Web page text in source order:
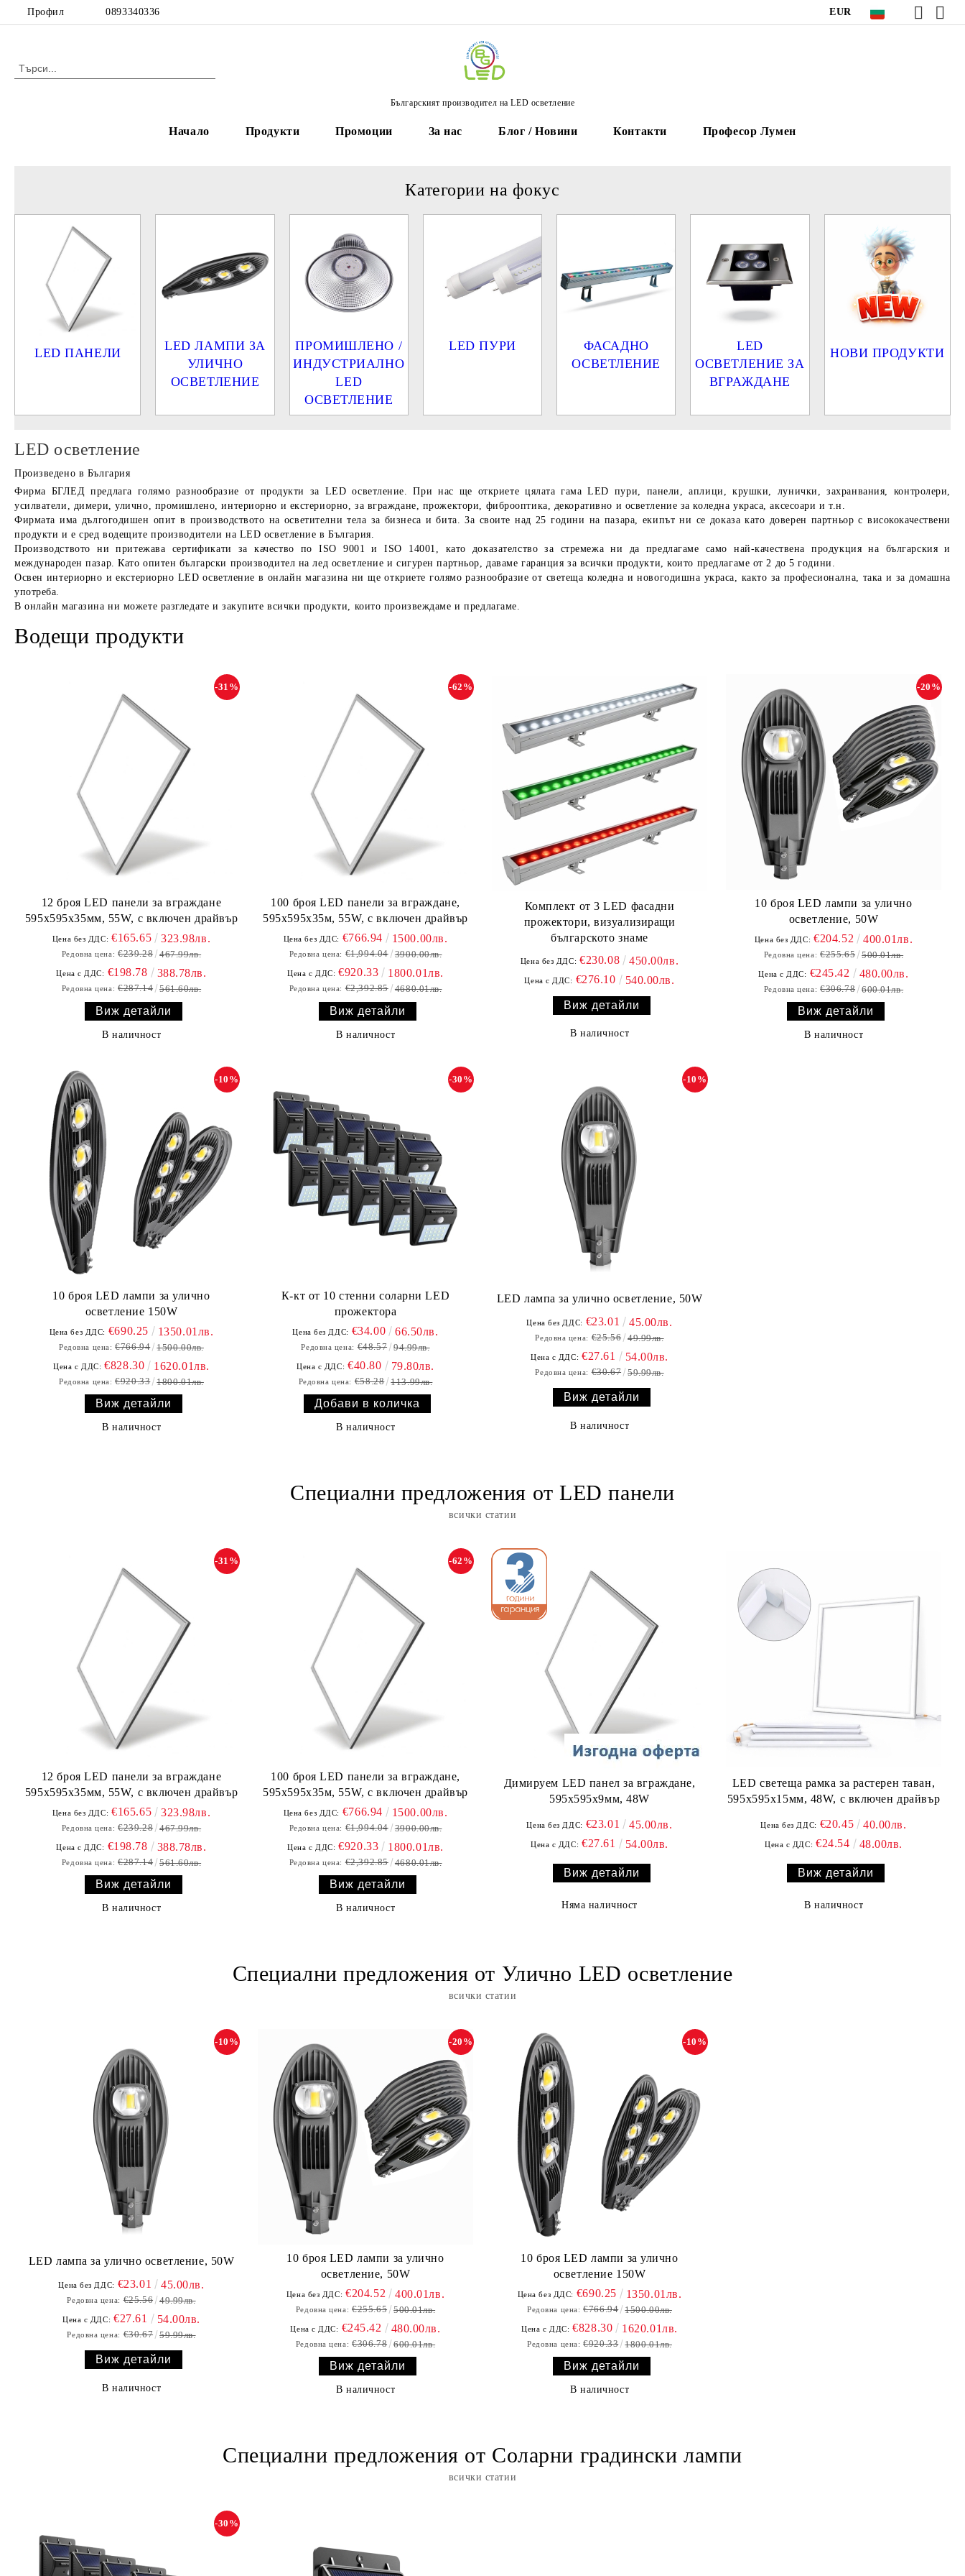
Профил 0893340336 EUR
Българският производител на LED осветление
Начало Продукти Промоции За нас Блог / Новини Контакти Професор Лумен
Категории на фокус
LED ПАНЕЛИ
LED ЛАМПИ ЗА
УЛИЧНО
ОСВЕТЛЕНИЕ
ПРОМИШЛЕНО /
ИНДУСТРИАЛНО
LED
ОСВЕТЛЕНИЕ
LED ПУРИ
ФАСАДНО
ОСВЕТЛЕНИЕ
LED
ОСВЕТЛЕНИЕ ЗА
ВГРАЖДАНЕ
НОВИ ПРОДУКТИ
LED осветление
Произведено в България
Фирма БГЛЕД предлага голямо разнообразие от продукти за LED осветление. При нас ще откриете цялата гама LED пури, панели, аплици, крушки, лунички, захранвания, контролери,
усилватели, димери, улично, промишлено, интериорно и екстериорно, за вграждане, прожектори, фиброоптика, декоративно и осветление за коледна украса, аксесоари и т.н.
Фирмата има дългогодишен опит в производството на осветителни тела за бизнеса и бита. За своите над 25 години на пазара, екипът ни се доказа като доверен партньор с висококачествени
продукти и е сред водещите производители на LED осветление в България.
Производството ни притежава сертификати за качество по ISO 9001 и ISO 14001, като доказателство за стремежа ни да предлагаме само най-качествена продукция на българския и
международен пазар. Като опитен български производител на лед осветление и сигурен партньор, даваме гаранция за всички продукти, които предлагаме от 2 до 5 години.
Освен интериорно и екстериорно LED осветление в онлайн магазина ни ще откриете голямо разнообразие от светеща коледна и новогодишна украса, както за професионална, така и за домашна
употреба.
В онлайн магазина ни можете разгледате и закупите всички продукти, които произвеждаме и предлагаме.
Водещи продукти
12 броя LED панели за вграждане
595х595х35мм, 55W, с включен драйвър
-31%
Цена без ДДС: €165.65 323.98лв.
Редовна цена: €239.28 467.99лв.
Цена с ДДС: €198.78 388.78лв.
Редовна цена: €287.14 561.60лв.
Виж детайли
В наличност
100 броя LED панели за вграждане,
595х595х35м, 55W, с включен драйвър
-62%
Цена без ДДС: €766.94 1500.00лв.
Редовна цена: €1,994.04 3900.00лв.
Цена с ДДС: €920.33 1800.01лв.
Редовна цена: €2,392.85 4680.01лв.
Виж детайли
В наличност
Комплект от 3 LED фасадни
прожектори, визуализиращи
българското знаме
Цена без ДДС: €230.08 450.00лв.
Цена с ДДС: €276.10 540.00лв.
Виж детайли
В наличност
10 броя LED лампи за улично
осветление, 50W
-20%
Цена без ДДС: €204.52 400.01лв.
Редовна цена: €255.65 500.01лв.
Цена с ДДС: €245.42 480.00лв.
Редовна цена: €306.78 600.01лв.
Виж детайли
В наличност
10 броя LED лампи за улично
осветление 150W
-10%
Цена без ДДС: €690.25 1350.01лв.
Редовна цена: €766.94 1500.00лв.
Цена с ДДС: €828.30 1620.01лв.
Редовна цена: €920.33 1800.01лв.
Виж детайли
В наличност
К-кт от 10 стенни соларни LED
прожектора
-30%
Цена без ДДС: €34.00 66.50лв.
Редовна цена: €48.57 94.99лв.
Цена с ДДС: €40.80 79.80лв.
Редовна цена: €58.28 113.99лв.
В наличност
LED лампа за улично осветление, 50W
-10%
Цена без ДДС: €23.01 45.00лв.
Редовна цена: €25.56 49.99лв.
Цена с ДДС: €27.61 54.00лв.
Редовна цена: €30.67 59.99лв.
Виж детайли
В наличност
Специални предложения от LED панели
всички статии
12 броя LED панели за вграждане
595х595х35мм, 55W, с включен драйвър
-31%
Цена без ДДС: €165.65 323.98лв.
Редовна цена: €239.28 467.99лв.
Цена с ДДС: €198.78 388.78лв.
Редовна цена: €287.14 561.60лв.
Виж детайли
В наличност
100 броя LED панели за вграждане,
595х595х35м, 55W, с включен драйвър
-62%
Цена без ДДС: €766.94 1500.00лв.
Редовна цена: €1,994.04 3900.00лв.
Цена с ДДС: €920.33 1800.01лв.
Редовна цена: €2,392.85 4680.01лв.
Виж детайли
В наличност
Димируем LED панел за вграждане,
595х595х9мм, 48W
Цена без ДДС: €23.01 45.00лв.
Цена с ДДС: €27.61 54.00лв.
Виж детайли
Няма наличност
LED светеща рамка за растерен таван,
595х595x15мм, 48W, с включен драйвър
Цена без ДДС: €20.45 40.00лв.
Цена с ДДС: €24.54 48.00лв.
Виж детайли
В наличност
Специални предложения от Улично LED осветление
всички статии
LED лампа за улично осветление, 50W
-10%
Цена без ДДС: €23.01 45.00лв.
Редовна цена: €25.56 49.99лв.
Цена с ДДС: €27.61 54.00лв.
Редовна цена: €30.67 59.99лв.
Виж детайли
В наличност
10 броя LED лампи за улично
осветление, 50W
-20%
Цена без ДДС: €204.52 400.01лв.
Редовна цена: €255.65 500.01лв.
Цена с ДДС: €245.42 480.00лв.
Редовна цена: €306.78 600.01лв.
Виж детайли
В наличност
10 броя LED лампи за улично
осветление 150W
-10%
Цена без ДДС: €690.25 1350.01лв.
Редовна цена: €766.94 1500.00лв.
Цена с ДДС: €828.30 1620.01лв.
Редовна цена: €920.33 1800.01лв.
Виж детайли
В наличност
Специални предложения от Соларни градински лампи
всички статии
-30%